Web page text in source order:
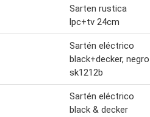
Sarten rustica
lpc+tv 24cm
Sartén eléctrico
black+decker, negro
sk1212b
Sartén eléctrico
black & decker